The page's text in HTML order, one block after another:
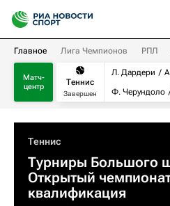
Главное Лига Чемпионов РПЛ
Матч-
центр
Теннис
Завершен
Л. Дардери
Ф. Черундоло
Теннис
Турниры Большого
Открытый
квалификация